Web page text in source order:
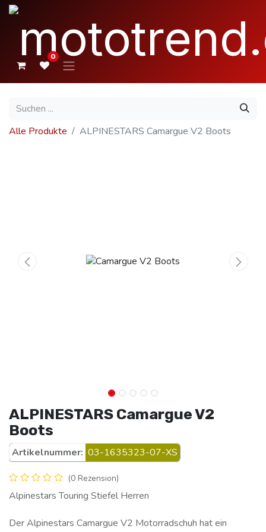
0
Alle Produkte ALPINESTARS Camargue V2 Boots
ALPINESTARS Camargue V2
Boots
Artikelnummer: 03-1635323-07-XS
(0 Rezension)
Alpinestars Touring Stiefel Herren
Der Alpinestars Camargue V2 Motorradschuh hat ein